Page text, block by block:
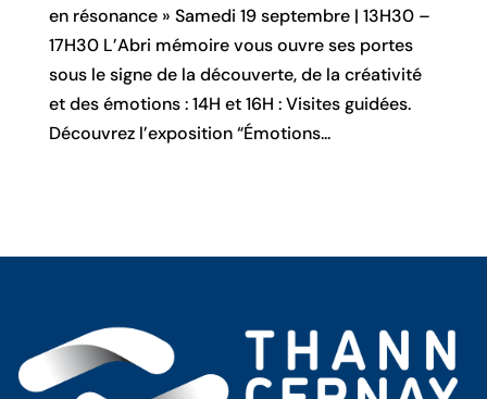
en résonance » Samedi 19 septembre | 13H30 –
17H30 L’Abri mémoire vous ouvre ses portes
sous le signe de la découverte, de la créativité
et des émotions : 14H et 16H : Visites guidées.
Découvrez l’exposition “Émotions...